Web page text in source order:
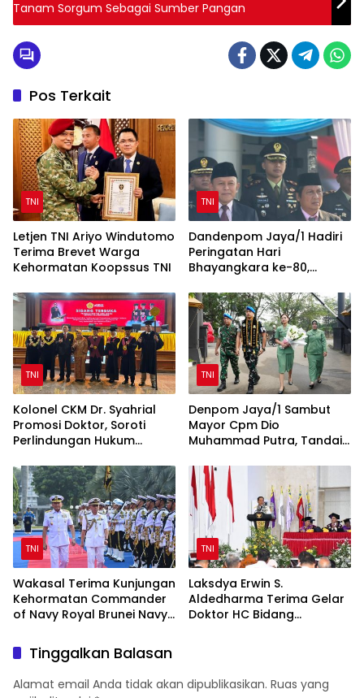
Tanam Sorgum Sebagai Sumber Pangan
Pos Terkait
TNI
Letjen TNI Ariyo Windutomo
Terima Brevet Warga
Kehormatan Koopssus TNI
TNI
Dandenpom Jaya/1 Hadiri
Peringatan Hari
Bhayangkara ke-80,
TNI
Kolonel CKM Dr. Syahrial
Promosi Doktor, Soroti
Perlindungan Hukum
Disabilitas
TNI
Denpom Jaya/1 Sambut
Mayor Cpm Dio
Muhammad Putra, Tandai
TNI
Wakasal Terima Kunjungan
Kehormatan Commander
of Navy Royal Brunei Navy
TNI
Laksdya Erwin S.
Aldedharma Terima Gelar
Doktor HC Bidang
Tinggalkan Balasan
Alamat email Anda tidak akan dipublikasikan. Ruas yang